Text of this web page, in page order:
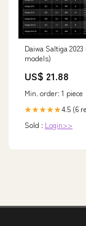
Daiwa Saltiga
models)
US$ 21.88
Min. order: 1 piece
★★★★★4.5 (6
Sold : Login>>